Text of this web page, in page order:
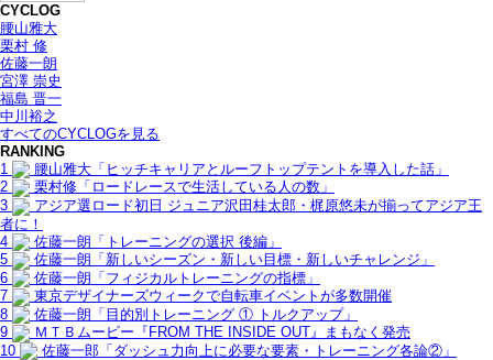
CYCLOG
腰山雅大
栗村 修
佐藤一朗
宮澤 崇史
福島 晋一
中川裕之
すべてのCYCLOGを見る
RANKING
1
腰山雅大「ヒッチキャリアとルーフトップテントを導入した話」
2
栗村修「ロードレースで生活している人の数」
3
アジア選ロード初日 ジュニア沢田桂太郎・梶原悠未が揃ってアジア王
者に！
4
佐藤一朗「トレーニングの選択 後編」
5
佐藤一朗「新しいシーズン・新しい目標・新しいチャレンジ」
6
佐藤一朗「フィジカルトレーニングの指標」
7
東京デザイナーズウィークで自転車イベントが多数開催
8
佐藤一朗「目的別トレーニング ① トルクアップ」
9
ＭＴＢムービー『FROM THE INSIDE OUT』まもなく発売
10
佐藤一郎「ダッシュ力向上に必要な要素・トレーニング各論②」